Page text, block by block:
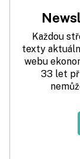
Každou
texty
webu
33 let